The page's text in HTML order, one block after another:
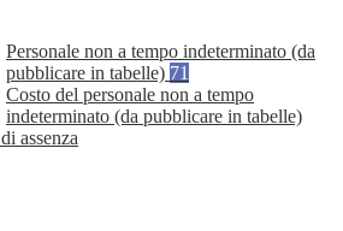
Personale non a tempo indeterminato (da
pubblicare in tabelle) 71
Costo del personale non a tempo
indeterminato (da pubblicare in tabelle)
assenza